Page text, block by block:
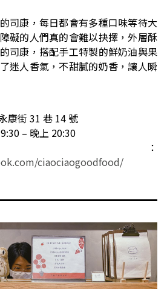
司康，每日都會有多種口味等待大
礙的人們真的會難以抉擇，外層酥
司康，搭配手工特製的鮮奶油與果
迷人香氣，不甜膩的奶香，讓人瞬
康街 31 巷 14 號
– 晚上 20:30
：
ciaociaogoodfood/